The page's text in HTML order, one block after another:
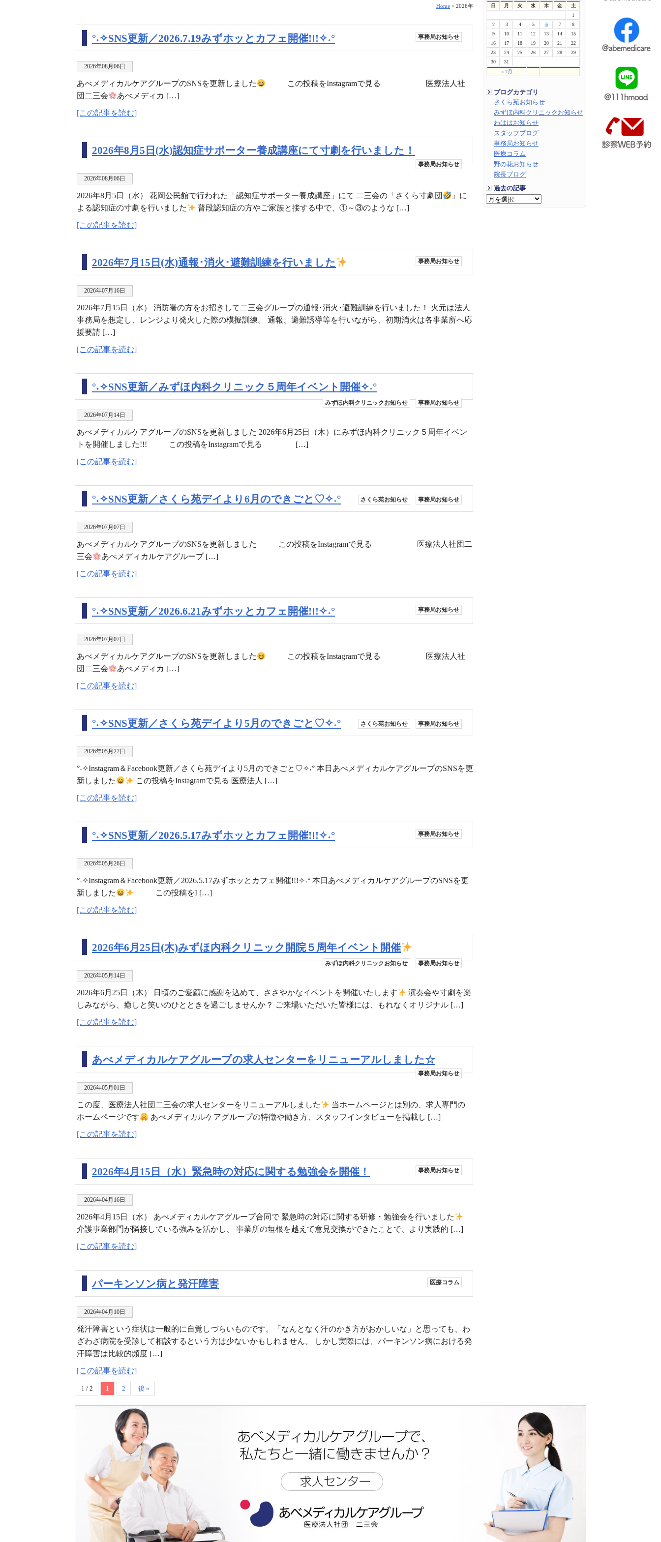
日 月 火 水 木 金 土
« 7月
1
2
3 4 5 6 7
8
9
10 11 12 13 14
15
16
17 18 19 20 21
22
23
24 25 26 27 28
29
30
31
ブログカテゴリ
さくら苑お知らせ
みずほ内科クリニックお知らせ
わははお知らせ
スタッフブログ
事務局お知らせ
医療コラム
野の花お知らせ
院長ブログ
過去の記事
Home > 2026年
°˖✧SNS更新／2026.7.19みずホッとカフェ開催!!!✧˖° 事務局お知らせ
2026年08月06日
あべメディカルケアグループのSNSを更新しました
この投稿をInstagramで見る 医療法人社
団二三会
あべメディカ […]
[この記事を読む]
2026年8月5日(水)認知症サポーター養成講座にて寸劇を行いました！
事務局お知らせ
2026年08月06日
2026年8月5日（水） 花岡公民館で行われた「認知症サポーター養成講座」にて 二三会の「さくら寸劇団
」に
よる認知症の寸劇を行いました
普段認知症の方やご家族と接する中で、①～③のような […]
[この記事を読む]
2026年7月15日(水)通報･消火･避難訓練を行いました 事務局お知らせ
2026年07月16日
2026年7月15日（水） 消防署の方をお招きして二三会グループの通報･消火･避難訓練を行いました！ 火元は法人
事務局を想定し、レンジより発火した際の模擬訓練。 通報、避難誘導等を行いながら、初期消火は各事業所へ応
援要請 […]
[この記事を読む]
°˖✧SNS更新／みずほ内科クリニック５周年イベント開催✧˖°
みずほ内科クリニックお知らせ
事務局お知らせ
2026年07月14日
あべメディカルケアグループのSNSを更新しました 2026年6月25日（木）にみずほ内科クリニック５周年イベン
トを開催しました!!! この投稿をInstagramで見る […]
[この記事を読む]
°˖✧SNS更新／さくら苑デイより6月のできごと♡✧˖° さくら苑お知らせ 事務局お知らせ
2026年07月07日
あべメディカルケアグループのSNSを更新しました この投稿をInstagramで見る 医療法人社団二
三会
あべメディカルケアグループ […]
[この記事を読む]
°˖✧SNS更新／2026.6.21みずホッとカフェ開催!!!✧˖° 事務局お知らせ
2026年07月07日
あべメディカルケアグループのSNSを更新しました
この投稿をInstagramで見る 医療法人社
団二三会
あべメディカ […]
[この記事を読む]
°˖✧SNS更新／さくら苑デイより5月のできごと♡✧˖° さくら苑お知らせ 事務局お知らせ
2026年05月27日
°˖✧Instagram＆Facebook更新／さくら苑デイより5月のできごと♡✧˖° 本日あべメディカルケアグループのSNSを更
新しました
この投稿をInstagramで見る 医療法人 […]
[この記事を読む]
°˖✧SNS更新／2026.5.17みずホッとカフェ開催!!!✧˖° 事務局お知らせ
2026年05月26日
°˖✧Instagram＆Facebook更新／2026.5.17みずホッとカフェ開催!!!✧˖° 本日あべメディカルケアグループのSNSを更
新しました
この投稿をI […]
[この記事を読む]
2026年6月25日(木)みずほ内科クリニック開院５周年イベント開催
みずほ内科クリニックお知らせ
事務局お知らせ
2026年05月14日
2026年6月25日（木） 日頃のご愛顧に感謝を込めて、ささやかなイベントを開催いたします
演奏会や寸劇を楽
しみながら、癒しと笑いのひとときを過ごしませんか？ ご来場いただいた皆様には、もれなくオリジナル […]
[この記事を読む]
あべメディカルケアグループの求人センターをリニューアルしました☆
事務局お知らせ
2026年05月01日
この度、医療法人社団二三会の求人センターをリニューアルしました
当ホームページとは別の、求人専門の
ホームページです
あべメディカルケアグループの特徴や働き方、スタッフインタビューを掲載し […]
[この記事を読む]
2026年4月15日（水）緊急時の対応に関する勉強会を開催！ 事務局お知らせ
2026年04月16日
2026年4月15日（水） あべメディカルケアグループ合同で 緊急時の対応に関する研修・勉強会を行いました
介護事業部門が隣接している強みを活かし、 事業所の垣根を越えて意見交換ができたことで、より実践的 […]
[この記事を読む]
パーキンソン病と発汗障害 医療コラム
2026年04月10日
発汗障害という症状は一般的に自覚しづらいものです。「なんとなく汗のかき方がおかしいな」と思っても、わ
ざわざ病院を受診して相談するという方は少ないかもしれません。 しかし実際には、パーキンソン病における発
汗障害は比較的頻度 […]
[この記事を読む]
1 / 2 1 2 後 »